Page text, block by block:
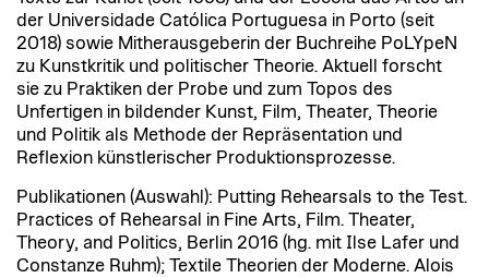
der Universidade Católica Portuguesa in Porto (seit
2018) sowie Mitherausgeberin der Buchreihe PoLYpeN
zu Kunstkritik und politischer Theorie. Aktuell forscht
sie zu Praktiken der Probe und zum Topos des
Unfertigen in bildender Kunst, Film, Theater, Theorie
und Politik als Methode der Repräsentation und
Reflexion künstlerischer Produktionsprozesse.
Publikationen (Auswahl): Putting Rehearsals to the Test.
Practices of Rehearsal in Fine Arts, Film. Theater,
Theory, and Politics, Berlin 2016 (hg. mit Ilse Lafer und
Constanze Ruhm); Textile Theorien der Moderne. Alois